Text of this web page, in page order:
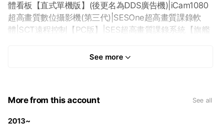
體看板【直式單機版】(後更名為DDS廣告機)|iCam1080
超高畫質數位攝影機(第三代)|SESOne超高畫質課錄軟
體|SCT遠程控制【PC版】|SES超高畫質課錄系統【旗艦
See more
More from this account See all
2013~